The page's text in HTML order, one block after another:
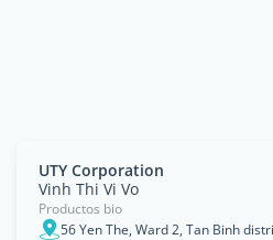
UTY Corporation
Vinh Thi Vi Vo
Productos bio
56 Yen The, Ward 2, Tan Binh